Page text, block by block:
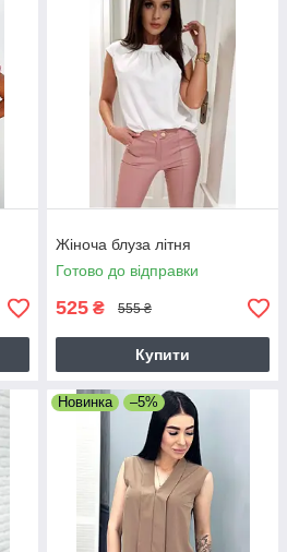
Жіноча блуза літня
Готово до відправки
525 ₴ 555 ₴
Купити
Новинка –5%